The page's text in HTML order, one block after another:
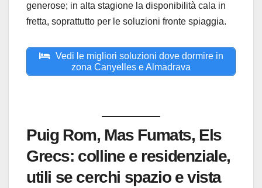
generose; in alta stagione la disponibilità cala in
fretta, soprattutto per le soluzioni fronte spiaggia.
Vedi le migliori soluzioni dove dormire in
zona Canyelles e Almadrava
Puig Rom, Mas Fumats, Els
Grecs: colline e residenziale,
utili se cerchi spazio e vista